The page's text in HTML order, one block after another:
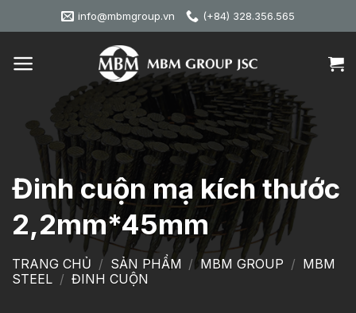
to
info@mbmgroup.vn (+84) 328.356.565
Đinh cuộn mạ kích thước
2,2mm*45mm
TRANG CHỦ / SẢN PHẨM / MBM GROUP / MBM
STEEL / ĐINH CUỘN